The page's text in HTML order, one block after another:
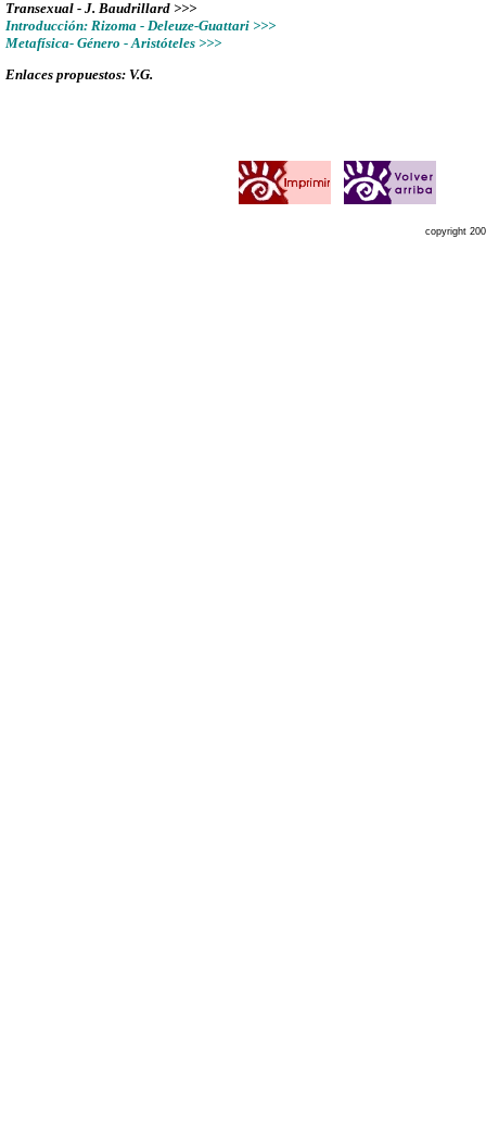
Transexual - J. Baudrillard >>>
Introducción: Rizoma - Deleuze-Guattari >>>
Metafísica- Género - Aristóteles >>>
Enlaces propuestos: V.G.
copyright